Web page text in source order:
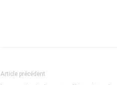
Article précédent